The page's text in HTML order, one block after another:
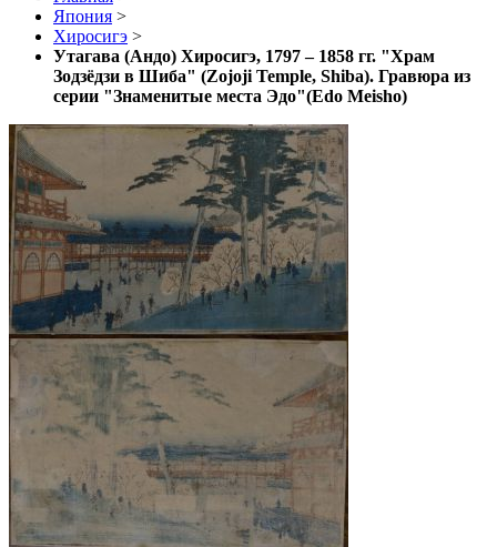
Япония >
Хиросигэ >
Утагава (Андо) Хиросигэ, 1797 – 1858 гг. "Храм
Зодзёдзи в Шиба" (Zojoji Temple, Shiba). Гравюра из
серии "Знаменитые места Эдо"(Edo Meisho)